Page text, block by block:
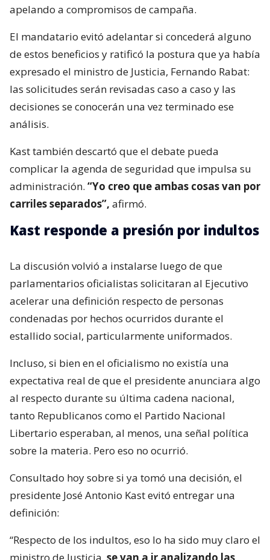
apelando a compromisos de campaña.
El mandatario evitó adelantar si concederá alguno
de estos beneficios y ratificó la postura que ya había
expresado el ministro de Justicia, Fernando Rabat:
las solicitudes serán revisadas caso a caso y las
decisiones se conocerán una vez terminado ese
análisis.
Kast también descartó que el debate pueda
complicar la agenda de seguridad que impulsa su
administración. “Yo creo que ambas cosas van por
carriles separados”, afirmó.
Kast responde a presión por indultos
La discusión volvió a instalarse luego de que
parlamentarios oficialistas solicitaran al Ejecutivo
acelerar una definición respecto de personas
condenadas por hechos ocurridos durante el
estallido social, particularmente uniformados.
Incluso, si bien en el oficialismo no existía una
expectativa real de que el presidente anunciara algo
al respecto durante su última cadena nacional,
tanto Republicanos como el Partido Nacional
Libertario esperaban, al menos, una señal política
sobre la materia. Pero eso no ocurrió.
Consultado hoy sobre si ya tomó una decisión, el
presidente José Antonio Kast evitó entregar una
definición:
“Respecto de los indultos, eso lo ha sido muy claro el